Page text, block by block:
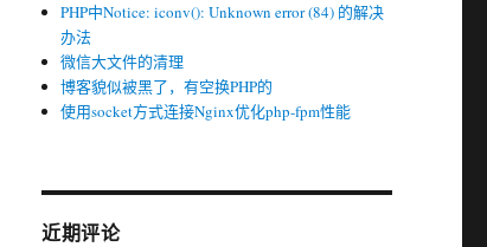
PHP中Notice: iconv(): Unknown error (84) 的解决
办法
微信大文件的清理
博客貌似被黑了，有空换PHP的
使用socket方式连接Nginx优化php-fpm性能
近期评论